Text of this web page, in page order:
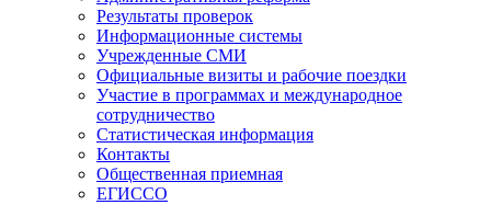
Результаты проверок
Информационные системы
Учрежденные СМИ
Официальные визиты и рабочие поездки
Участие в программах и международное
сотрудничество
Статистическая информация
Контакты
Общественная приемная
ЕГИССО